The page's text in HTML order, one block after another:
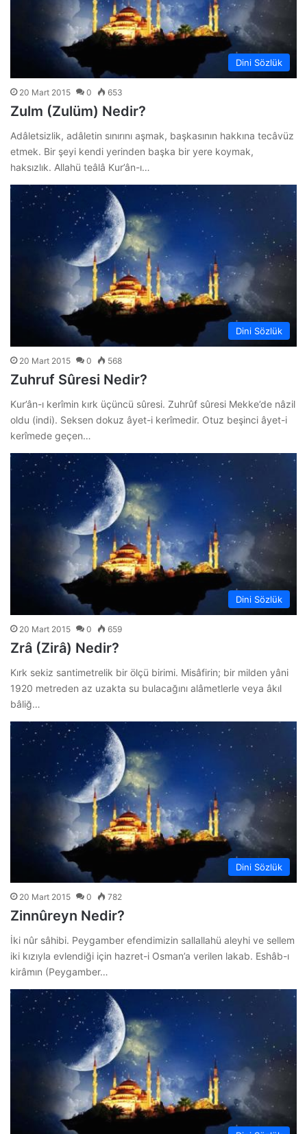
Dini Sözlük
20 Mart 2015 0 653
Zulm (Zulüm) Nedir?
Adâletsizlik, adâletin sınırını aşmak, başkasının hakkına tecâvüz
etmek. Bir şeyi kendi yerinden başka bir yere koymak,
haksızlık. Allahü teâlâ Kur’ân-ı…
Dini Sözlük
20 Mart 2015 0 568
Zuhruf Sûresi Nedir?
Kur’ân-ı kerîmin kırk üçüncü sûresi. Zuhrûf sûresi Mekke’de nâzil
oldu (indi). Seksen dokuz âyet-i kerîmedir. Otuz beşinci âyet-i
kerîmede geçen…
Dini Sözlük
20 Mart 2015 0 659
Zrâ (Zirâ) Nedir?
Kırk sekiz santimetrelik bir ölçü birimi. Misâfirin; bir milden yâni
1920 metreden az uzakta su bulacağını alâmetlerle veya âkıl
bâliğ…
Dini Sözlük
20 Mart 2015 0 782
Zinnûreyn Nedir?
İki nûr sâhibi. Peygamber efendimizin sallallahü aleyhi ve sellem
iki kızıyla evlendiği için hazret-i Osman’a verilen lakab. Eshâb-ı
kirâmın (Peygamber…